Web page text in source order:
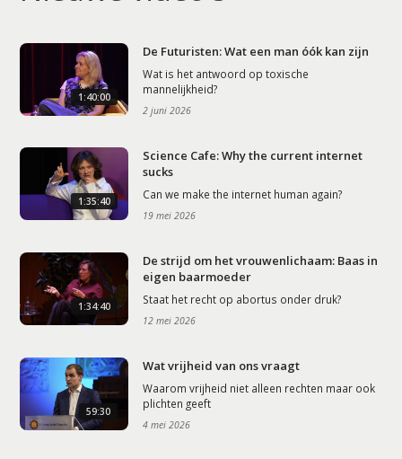
1:40:00
De Futuristen: Wat een man óók kan zijn
Wat is het antwoord op toxische
mannelijkheid?
2 juni 2026
1:35:40
Science Cafe: Why the current internet
sucks
Can we make the internet human again?
19 mei 2026
1:34:40
De strijd om het vrouwenlichaam: Baas in
eigen baarmoeder
Staat het recht op abortus onder druk?
12 mei 2026
59:30
Wat vrijheid van ons vraagt
Waarom vrijheid niet alleen rechten maar ook
plichten geeft
4 mei 2026